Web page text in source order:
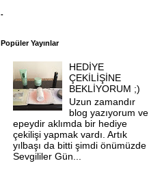
-
Popüler Yayınlar
HEDİYE
ÇEKİLİŞİNE
BEKLİYORUM ;)
Uzun zamandır
blog yazıyorum ve
epeydir aklımda bir hediye
çekilişi yapmak vardı. Artık
yılbaşı da bitti şimdi önümüzde
Sevgililer Gün...